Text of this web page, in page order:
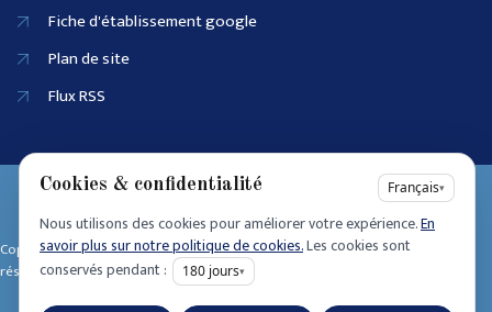
Fiche d'établissement google
Plan de site
Flux RSS
Copyright © 2025 • Tous dro its
réservés • Design by
90915686100025
Accessibilité
Cookies & confidentialité Français▾
Nous utilisons des cookies pour améliorer votre expérience.En
savoir plus sur notre politique de cookies.Les cookies sont
conservés pendant :
180 jours▾